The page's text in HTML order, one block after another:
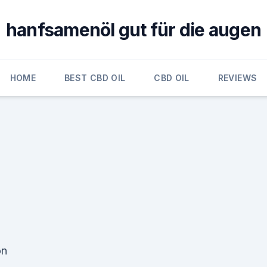
hanfsamenöl gut für die augen
HOME BEST CBD OIL CBD OIL REVIEWS